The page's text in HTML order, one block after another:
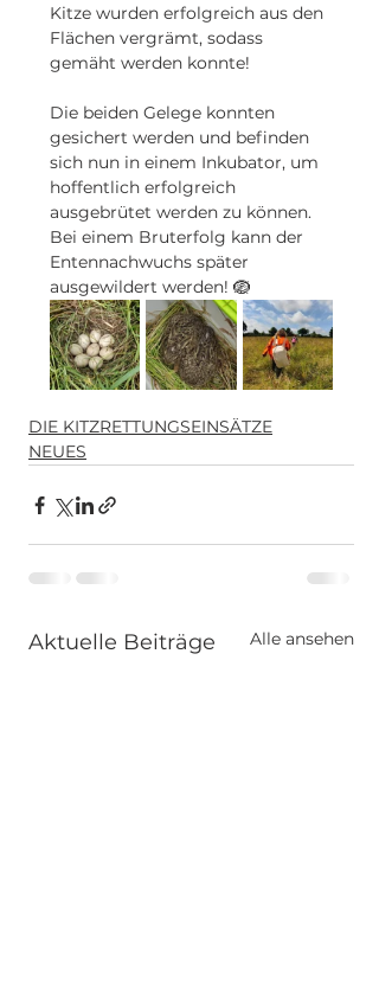
Kitze wurden erfolgreich aus den
Flächen vergrämt, sodass
gemäht werden konnte!
Die beiden Gelege konnten
gesichert werden und befinden
sich nun in einem Inkubator, um
hoffentlich erfolgreich
ausgebrütet werden zu können.
Bei einem Bruterfolg kann der
Entennachwuchs später
ausgewildert werden! 🪺
DIE KITZRETTUNGSEINSÄTZE
NEUES
Aktuelle Beiträge Alle ansehen